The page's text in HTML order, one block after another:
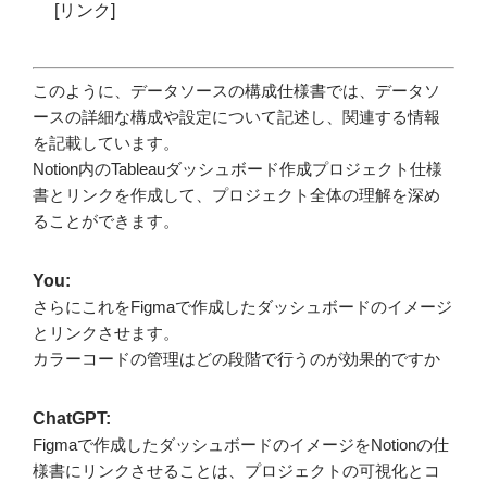
[リンク]
このように、データソースの構成仕様書では、データソ
ースの詳細な構成や設定について記述し、関連する情報
を記載しています。
Notion内のTableauダッシュボード作成プロジェクト仕様
書とリンクを作成して、プロジェクト全体の理解を深め
ることができます。
You:
さらにこれをFigmaで作成したダッシュボードのイメージ
とリンクさせます。
カラーコードの管理はどの段階で行うのが効果的ですか
ChatGPT:
Figmaで作成したダッシュボードのイメージをNotionの仕
様書にリンクさせることは、プロジェクトの可視化とコ